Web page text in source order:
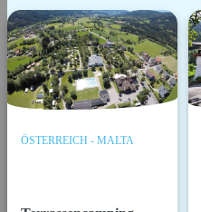
ÖSTERREICH - MALTA